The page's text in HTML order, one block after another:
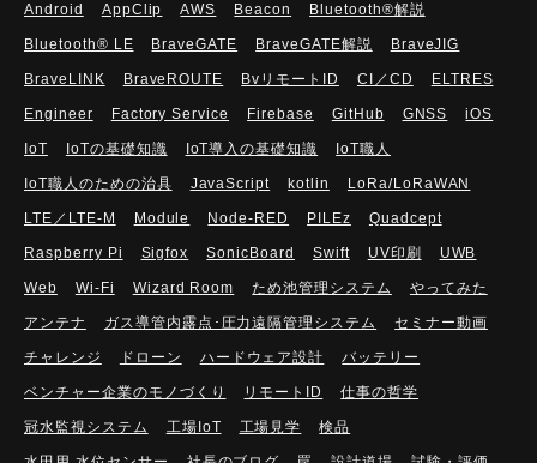
Android AppClip AWS Beacon Bluetooth®解説
Bluetooth®︎ LE BraveGATE BraveGATE解説 BraveJIG
BraveLINK BraveROUTE BvリモートID CI／CD ELTRES
Engineer Factory Service Firebase GitHub GNSS iOS
IoT IoTの基礎知識 IoT導入の基礎知識 IoT職人
IoT職人のための治具 JavaScript kotlin LoRa/LoRaWAN
LTE／LTE-M Module Node-RED PILEz Quadcept
Raspberry Pi Sigfox SonicBoard Swift UV印刷 UWB
Web Wi-Fi Wizard Room ため池管理システム やってみた
アンテナ ガス導管内露点･圧力遠隔管理システム セミナー動画
チャレンジ ドローン ハードウェア設計 バッテリー
ベンチャー企業のモノづくり リモートID 仕事の哲学
冠水監視システム 工場IoT 工場見学 検品